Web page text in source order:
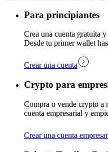
Para principiantes
Crea una cuenta gratuita
Desde tu primer wallet
Crear una cuenta
Crypto para
Compra o vende crypto a
cuenta empresarial y
Crear una cuenta